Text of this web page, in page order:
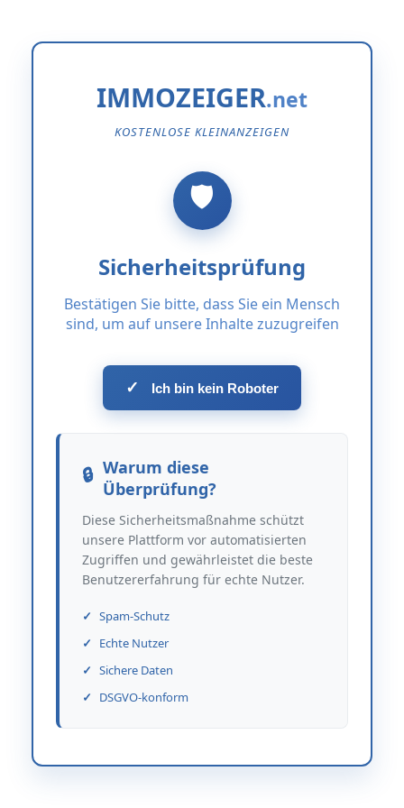
IMMOZEIGER
KOSTENLOSE KLEINANZEIGEN
Sicherheitsprüfung
Bestätigen Sie bitte, dass Sie ein Mensch
sind, um auf unsere Inhalte zuzugreifen
✓ Ich bin kein Roboter
Warum diese
Überprüfung?
Diese Sicherheitsmaßnahme schützt
unsere Plattform vor automatisierten
Zugriffen und gewährleistet die beste
Benutzererfahrung für echte Nutzer.
Spam-Schutz
Echte Nutzer
Sichere Daten
DSGVO-konform